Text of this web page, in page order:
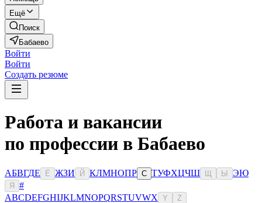
Ещё
Поиск
Бабаево
Войти
Войти
Создать резюме
Работа и вакансии
по профессии в Бабаево
АБВГДЕ Ё ЖЗИ Й КЛМНОПР С ТУФХЦЧШ Ы ЭЮ
Я
#
ABCDEFGHIJKLMNOPQRSTUVWX Y Z